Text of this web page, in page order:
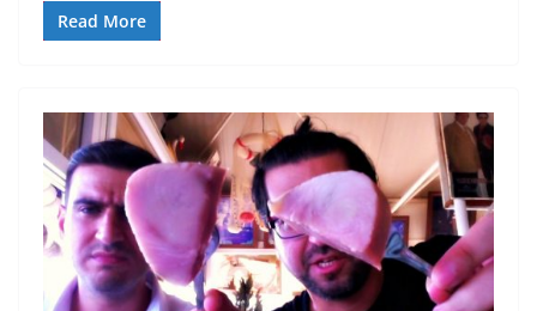
Read More